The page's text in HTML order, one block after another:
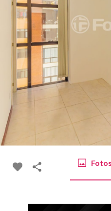
Fotos